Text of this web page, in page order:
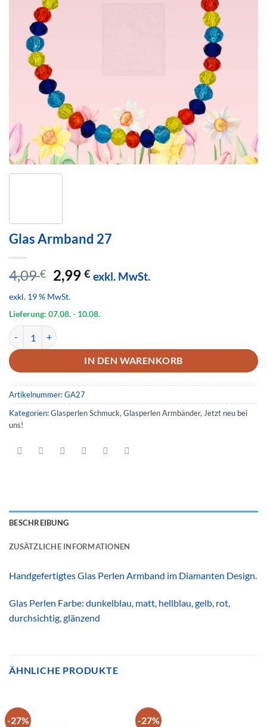
Glas Armband 27
4,09€ Ursprünglicher
Preis
war:
4,09 €
2,99€Aktueller
2,99 €.
exkl. MwSt.
exkl. 19 % MwSt.
Lieferung: 07.08.- 10.08.
Glas Armband 27 Menge
IN DEN WARENKORB
Artikelnummer:GA27
Kategorien:Glasperlen Schmuck, Glasperlen Armbänder, Jetzt neu bei
uns!
BESCHREIBUNG
ZUSÄTZLICHE INFORMATIONEN
Handgefertigtes Glas Perlen Armband im Diamanten Design.
Glas Perlen Farbe: dunkelblau, matt, hellblau, gelb, rot,
durchsichtig, glänzend
ÄHNLICHE PRODUKTE
-27% -27%